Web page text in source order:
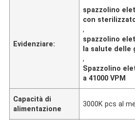
Evidenziare:
spazzolino
con
,
spazzolino
la salute delle
,
Spazzolino
a 41000 VPM
Capacità di
alimentazione
3000K pcs al